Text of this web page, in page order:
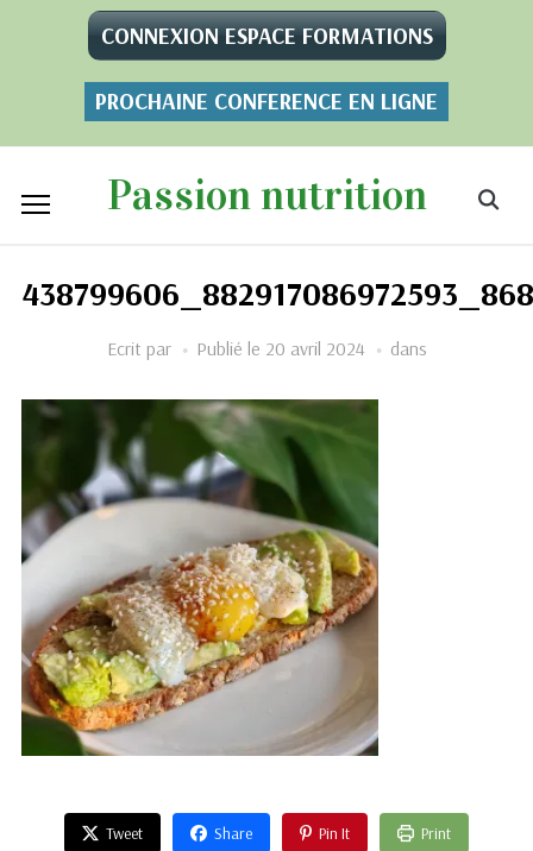
CONNEXION ESPACE FORMATIONS
PROCHAINE CONFERENCE EN LIGNE
Passion nutrition
Ecrit par Publié le 20 avril 2024 dans
Tweet Share Pin It Print